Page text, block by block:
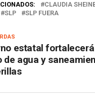
CLAUDIA
SLP SLP FUERA
estatal fortalecerá
de agua y